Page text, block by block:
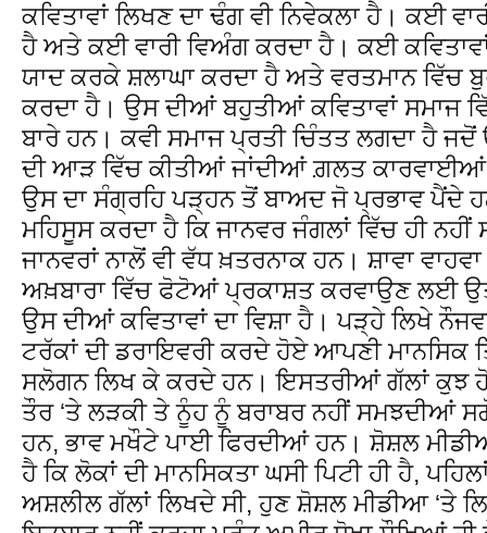
ਕਵਿਤਾਵਾਂ ਲਿਖਣ ਦਾ ਢੰਗ ਵੀ ਨਿਵੇਕਲਾ ਹੈ। ਕਈ
ਹੈ ਅਤੇ ਕਈ ਵਾਰੀ ਵਿਅੰਗ ਕਰਦਾ ਹੈ। ਕਈ
ਯਾਦ ਕਰਕੇ ਸ਼ਲਾਘਾ ਕਰਦਾ ਹੈ ਅਤੇ ਵਰਤਮਾਨ ਵਿੱਚ
ਕਰਦਾ ਹੈ। ਉਸ ਦੀਆਂ ਬਹੁਤੀਆਂ ਕਵਿਤਾਵਾਂ ਸਮਾਜ
ਬਾਰੇ ਹਨ। ਕਵੀ ਸਮਾਜ ਪ੍ਰਤੀ ਚਿੰਤਤ ਲਗਦਾ ਹੈ
ਦੀ ਆੜ ਵਿੱਚ ਕੀਤੀਆਂ ਜਾਂਦੀਆਂ ਗ਼ਲਤ ਕਾਰਵਾਈਆਂ
ਉਸ ਦਾ ਸੰਗ੍ਰਹਿ ਪੜ੍ਹਨ ਤੋਂ ਬਾਅਦ ਜੋ ਪ੍ਰਭਾਵ ਪੈਂਦੇ
ਮਹਿਸੂਸ ਕਰਦਾ ਹੈ ਕਿ ਜਾਨਵਰ ਜੰਗਲਾਂ ਵਿੱਚ ਹੀ
ਜਾਨਵਰਾਂ ਨਾਲੋਂ ਵੀ ਵੱਧ ਖ਼ਤਰਨਾਕ ਹਨ। ਸ਼ਾਵਾ
ਅਖ਼ਬਾਰਾ ਵਿੱਚ ਫੋਟੋਆਂ ਪ੍ਰਕਾਸ਼ਤ ਕਰਵਾਉਣ ਲਈ
ਉਸ ਦੀਆਂ ਕਵਿਤਾਵਾਂ ਦਾ ਵਿਸ਼ਾ ਹੈ। ਪੜ੍ਹੇ ਲਿਖੇ
ਟਰੱਕਾਂ ਦੀ ਡਰਾਇਵਰੀ ਕਰਦੇ ਹੋਏ ਆਪਣੀ ਮਾਨਸਿਕ
ਸਲੋਗਨ ਲਿਖ ਕੇ ਕਰਦੇ ਹਨ। ਇਸਤਰੀਆਂ ਗੱਲਾਂ ਕੁਝ
ਤੌਰ ‘ਤੇ ਲੜਕੀ ਤੇ ਨੂੰਹ ਨੂੰ ਬਰਾਬਰ ਨਹੀਂ ਸਮਝਦੀਆਂ
ਹਨ, ਭਾਵ ਮਖੌਟੇ ਪਾਈ ਫਿਰਦੀਆਂ ਹਨ। ਸ਼ੋਸ਼ਲ
ਹੈ ਕਿ ਲੋਕਾਂ ਦੀ ਮਾਨਸਿਕਤਾ ਘਸੀ ਪਿਟੀ ਹੀ ਹੈ,
ਅਸ਼ਲੀਲ ਗੱਲਾਂ ਲਿਖਦੇ ਸੀ, ਹੁਣ ਸ਼ੋਸ਼ਲ ਮੀਡੀਆ ‘ਤੇ